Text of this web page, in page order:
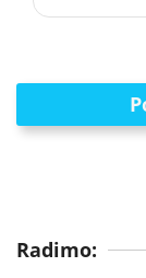
Radimo: